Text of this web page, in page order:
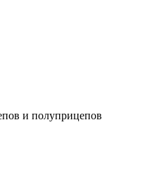
и полуприцепов